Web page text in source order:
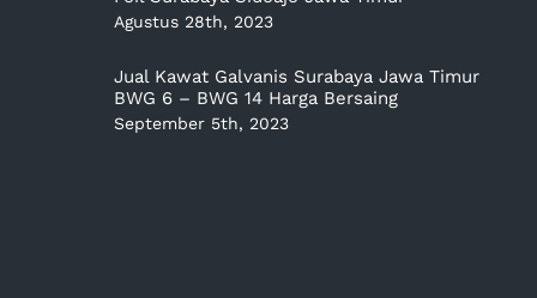
Agustus 28th, 2023
Jual Kawat Galvanis Surabaya Jawa Timur
BWG 6 – BWG 14 Harga Bersaing
September 5th, 2023